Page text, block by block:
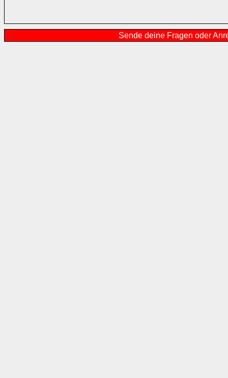
Sende deine Fragen oder